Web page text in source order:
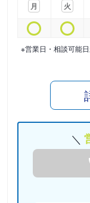
月
火
※営業日・相談可能